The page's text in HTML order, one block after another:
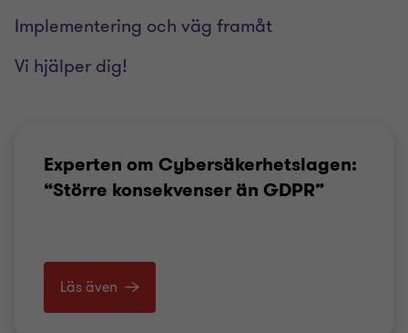
Implementering och väg framåt
Vi hjälper dig!
Experten om Cyber­säkerhets­lagen:
“Större konsekvenser än GDPR”
Läs även